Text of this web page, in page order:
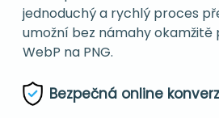
jednoduchý a rychlý proces
umožní bez námahy
WebP na PNG.
Bezpečná online